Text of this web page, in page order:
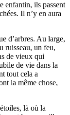
enfantin, ils passent
Il n’y en aura
d’arbres. Au large,
ruisseau, un feu,
de vieux qui
de vie dans la
tout cela a
la même chose,
là où la